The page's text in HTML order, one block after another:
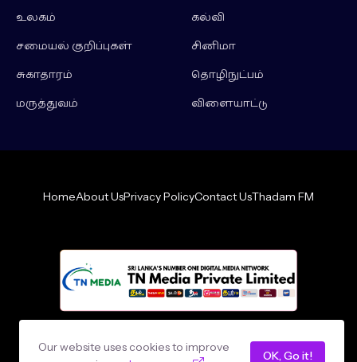
உலகம்
கல்வி
சமையல் குறிப்புகள்
சினிமா
சுகாதாரம்
தொழிநுட்பம்
மருத்துவம்
விளையாட்டு
HomeAbout UsPrivacy PolicyContact UsThadam FM
Our website uses cookies to improve
OK, Go it!